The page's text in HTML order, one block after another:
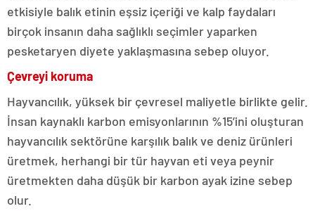
etkisiyle balık etinin eşsiz içeriği ve kalp faydaları
birçok insanın daha sağlıklı seçimler yaparken
pesketaryen diyete yaklaşmasına sebep oluyor.
Çevreyi koruma
Hayvancılık, yüksek bir çevresel maliyetle birlikte gelir.
İnsan kaynaklı karbon emisyonlarının %15’ini oluşturan
hayvancılık sektörüne karşılık balık ve deniz ürünleri
üretmek, herhangi bir tür hayvan eti veya peynir
üretmekten daha düşük bir karbon ayak izine sebep
olur.